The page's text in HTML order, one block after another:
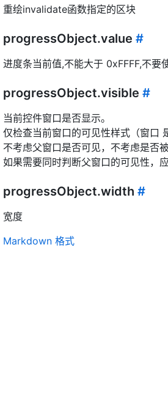
重绘invalidate函数指定的区块
progressObject.value #
进度条当前值,不能大于 0xFFFF,不要
progressObject.visible #
当前控件窗口是否显示。
仅检查当前窗口的可见性样式（窗口
不考虑父窗口是否可见，不考虑是否
如果需要同时判断父窗口的可见性，
progressObject.width #
宽度
Markdown 格式